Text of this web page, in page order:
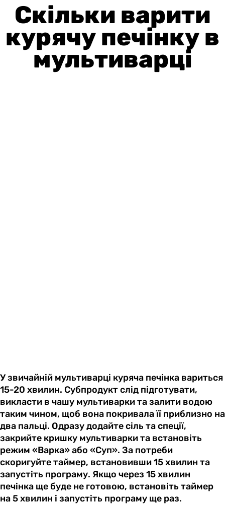
Скільки варити
курячу печінку в
мультиварці
У звичайній мультиварці куряча печінка вариться
15-20 хвилин. Субпродукт слід підготувати,
викласти в чашу мультиварки та залити водою
таким чином, щоб вона покривала її приблизно на
два пальці. Одразу додайте сіль та спеції,
закрийте кришку мультиварки та встановіть
режим «Варка» або «Суп». За потреби
скоригуйте таймер, встановивши 15 хвилин та
запустіть програму. Якщо через 15 хвилин
печінка ще буде не готовою, встановіть таймер
на 5 хвилин і запустіть програму ще раз.